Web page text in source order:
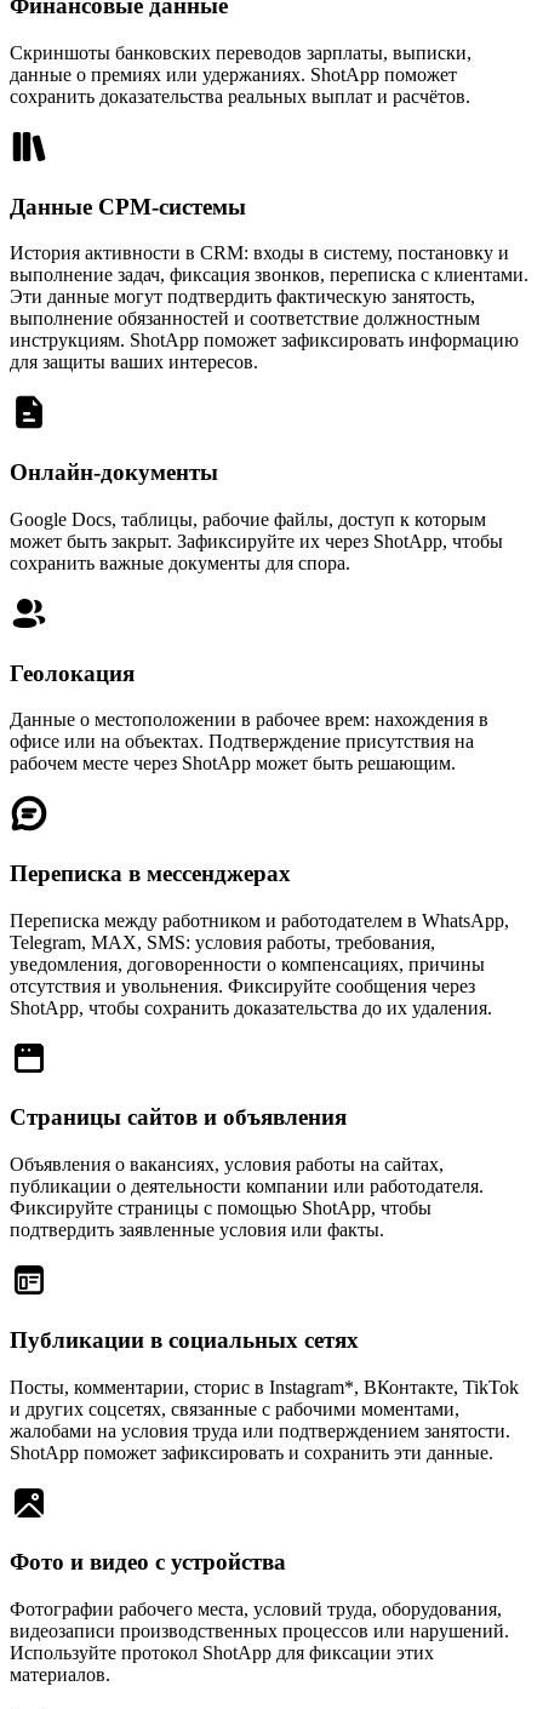
Финансовые данные
Скриншоты банковских переводов зарплаты, выписки,
данные о премиях или удержаниях. ShotApp поможет
сохранить доказательства реальных выплат и расчётов.
Данные СРМ-системы
История активности в CRM: входы в систему, постановку и
выполнение задач, фиксация звонков, переписка с клиентами.
Эти данные могут подтвердить фактическую занятость,
выполнение обязанностей и соответствие должностным
инструкциям. ShotApp поможет зафиксировать информацию
для защиты ваших интересов.
Онлайн-документы
Google Docs, таблицы, рабочие файлы, доступ к которым
может быть закрыт. Зафиксируйте их через ShotApp, чтобы
сохранить важные документы для спора.
Геолокация
Данные о местоположении в рабочее врем: нахождения в
офисе или на объектах. Подтверждение присутствия на
рабочем месте через ShotApp может быть решающим.
Переписка в мессенджерах
Переписка между работником и работодателем в WhatsApp,
Telegram, MAX, SMS: условия работы, требования,
уведомления, договоренности о компенсациях, причины
отсутствия и увольнения. Фиксируйте сообщения через
ShotApp, чтобы сохранить доказательства до их удаления.
Страницы сайтов и объявления
Объявления о вакансиях, условия работы на сайтах,
публикации о деятельности компании или работодателя.
Фиксируйте страницы с помощью ShotApp, чтобы
подтвердить заявленные условия или факты.
Публикации в социальных сетях
Посты, комментарии, сторис в Instagram*, ВКонтакте, TikTok
и других соцсетях, связанные с рабочими моментами,
жалобами на условия труда или подтверждением занятости.
ShotApp поможет зафиксировать и сохранить эти данные.
Фото и видео с устройства
Фотографии рабочего места, условий труда, оборудования,
видеозаписи производственных процессов или нарушений.
Используйте протокол ShotApp для фиксации этих
материалов.